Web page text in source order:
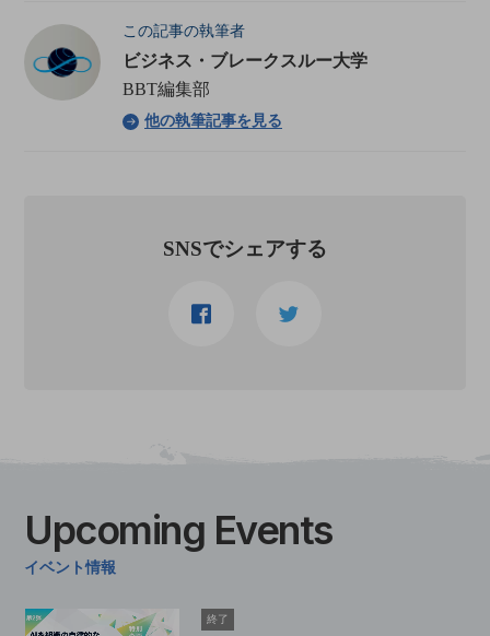
この記事の執筆者
ビジネス・ブレークスルー大学
BBT編集部
他の執筆記事を見る
SNSでシェアする
Upcoming Events
イベント情報
終了